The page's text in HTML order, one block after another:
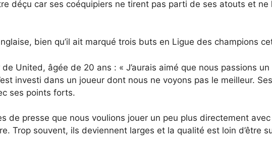
déçu car ses coéquipiers ne tirent pas parti de ses atouts et
bien qu’il ait marqué trois buts en Ligue des champions
United, âgée de 20 ans : « J’aurais aimé que nous passions
investi dans un joueur dont nous ne voyons pas le meilleur.
ses points forts.
de presse que nous voulions jouer un peu plus directement
Trop souvent, ils deviennent larges et la qualité est loin d’être